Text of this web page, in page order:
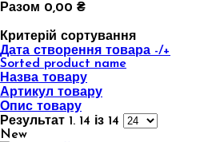
Разом 0,00 ₴
Критерій сортування
Дата створення товара -/+
Sorted product name
Назва товару
Артикул товару
Опис товару
Результат 1. 14 із 14
New